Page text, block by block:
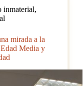
inmaterial,
mirada a la
Media y